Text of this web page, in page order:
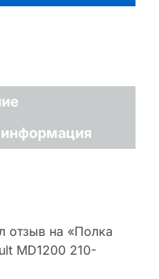
отзыв на «Полка
MD1200 210-